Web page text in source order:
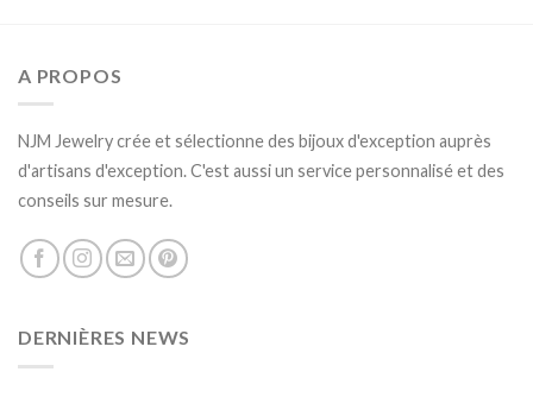
A PROPOS
NJM Jewelry crée et sélectionne des bijoux d'exception auprès
d'artisans d'exception. C'est aussi un service personnalisé et des
conseils sur mesure.
DERNIÈRES NEWS